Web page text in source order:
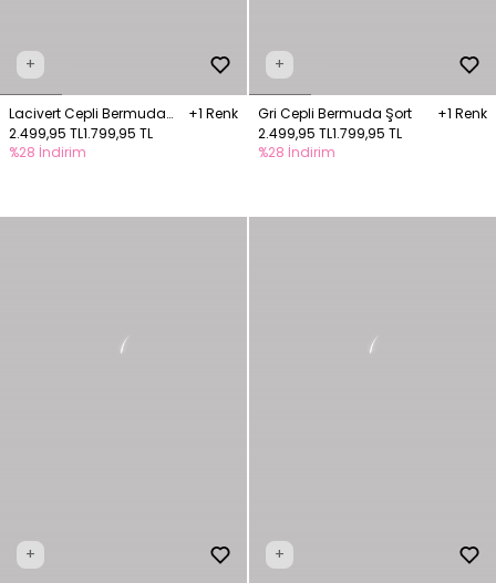
+
Lacivert Cepli Bermuda
Şort
+1 Renk
2.499,95 TL1.799,95 TL
%28 İndirim
+
Gri Cepli Bermuda Şort
+1 Renk
2.499,95 TL1.799,95 TL
%28 İndirim
+ +